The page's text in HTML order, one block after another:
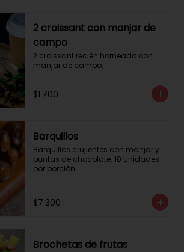
2 croissant con manjar de
campo
2 croissant recién horneado con
manjar de campo.
$1.700
Barquillos
Barquillos crujientes con manjar y
puntas de chocolate. 10 unidades
por porción.
$7.300
Brochetas de frutas